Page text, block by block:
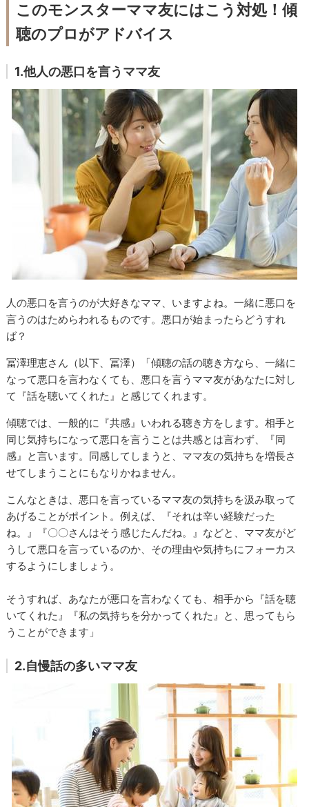
このモンスターママ友にはこう対処！傾
聴のプロがアドバイス
1.他人の悪口を言うママ友
人の悪口を言うのが大好きなママ、いますよね。一緒に悪口を
言うのはためらわれるものです。悪口が始まったらどうすれ
ば？
冨澤理恵さん（以下、冨澤）「傾聴の話の聴き方なら、一緒に
なって悪口を言わなくても、悪口を言うママ友があなたに対し
て『話を聴いてくれた』と感じてくれます。
傾聴では、一般的に『共感』いわれる聴き方をします。相手と
同じ気持ちになって悪口を言うことは共感とは言わず、『同
感』と言います。同感してしまうと、ママ友の気持ちを増長さ
せてしまうことにもなりかねません。
こんなときは、悪口を言っているママ友の気持ちを汲み取って
あげることがポイント。例えば、『それは辛い経験だった
ね。』『〇〇さんはそう感じたんだね。』などと、ママ友がど
うして悪口を言っているのか、その理由や気持ちにフォーカス
するようにしましょう。
そうすれば、あなたが悪口を言わなくても、相手から『話を聴
いてくれた』『私の気持ちを分かってくれた』と、思ってもら
うことができます」
2.自慢話の多いママ友